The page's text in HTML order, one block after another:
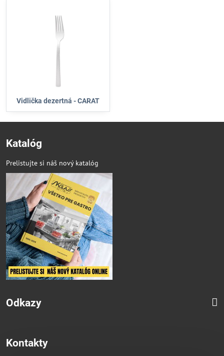
Vidlička dezertná - CARAT
Katalóg
Prelistujte si náš nový katalóg
Odkazy
Kontakty